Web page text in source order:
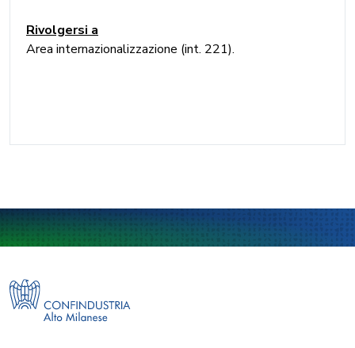
Rivolgersi a
Area internazionalizzazione (int. 221).